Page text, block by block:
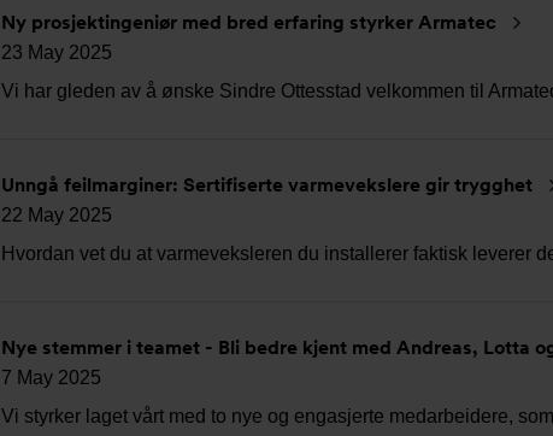
Ny prosjektingeniør med bred erfaring styrker Armatec
23 May 2025
Vi har gleden av å ønske Sindre Ottesstad velkommen til
Unngå feilmarginer: Sertifiserte varmevekslere gir trygghet
22 May 2025
Hvordan vet du at varmeveksleren du installerer faktisk leverer
Nye stemmer i teamet - Bli bedre kjent med Andreas, Lotta
7 May 2025
Vi styrker laget vårt med to nye og engasjerte medarbeidere,